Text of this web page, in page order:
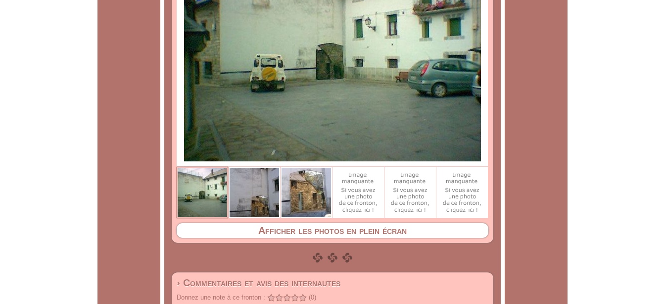
Afficher les photos en plein écran
› Commentaires et avis des internautes
Donnez une note à ce fronton : (0)